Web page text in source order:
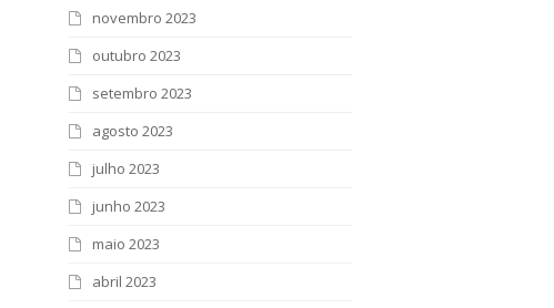
novembro 2023
outubro 2023
setembro 2023
agosto 2023
julho 2023
junho 2023
maio 2023
abril 2023